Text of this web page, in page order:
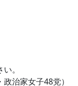
。
治家女子48党）